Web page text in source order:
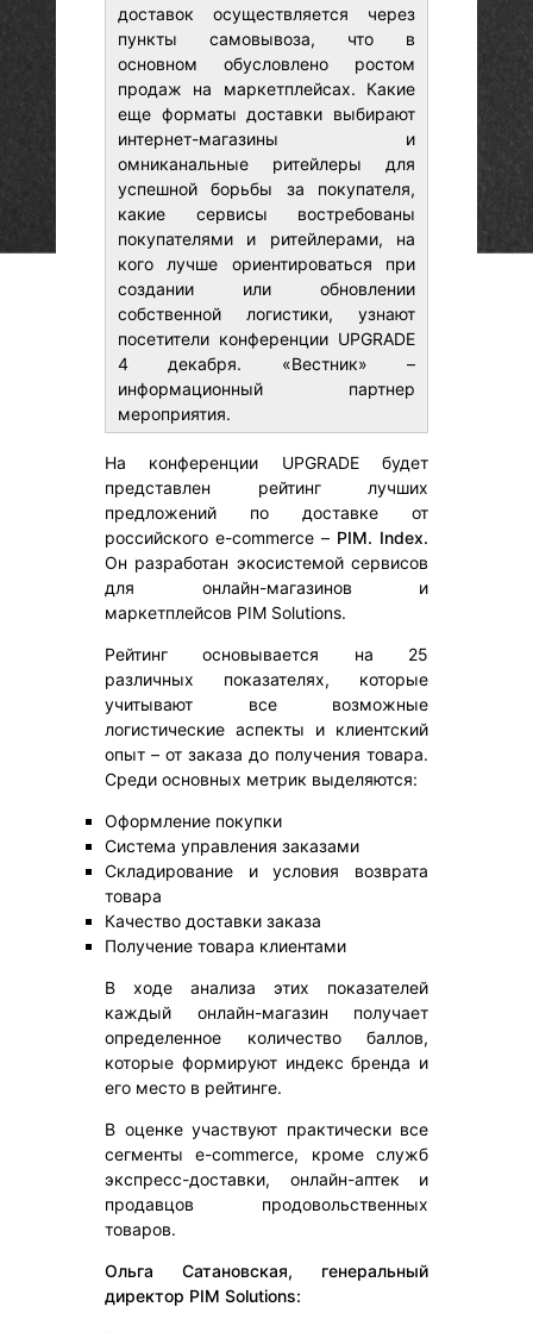
доставок осуществляется через
пункты самовывоза, что в
основном обусловлено ростом
продаж на маркетплейсах. Какие
еще форматы доставки выбирают
интернет-магазины и
омниканальные ритейлеры для
успешной борьбы за покупателя,
какие сервисы востребованы
покупателями и ритейлерами, на
кого лучше ориентироваться при
создании или обновлении
собственной логистики, узнают
посетители конференции UPGRADE
4 декабря. «Вестник» –
информационный партнер
мероприятия.
На конференции UPGRADE будет
представлен рейтинг лучших
предложений по доставке от
российского e-commerce – PIM. Index.
Он разработан экосистемой сервисов
для онлайн-магазинов и
маркетплейсов PIM Solutions.
Рейтинг основывается на 25
различных показателях, которые
учитывают все возможные
логистические аспекты и клиентский
опыт – от заказа до получения товара.
Среди основных метрик выделяются:
Оформление покупки
Система управления заказами
Складирование и условия возврата
товара
Качество доставки заказа
Получение товара клиентами
В ходе анализа этих показателей
каждый онлайн-магазин получает
определенное количество баллов,
которые формируют индекс бренда и
его место в рейтинге.
В оценке участвуют практически все
сегменты e-commerce, кроме служб
экспресс-доставки, онлайн-аптек и
продавцов продовольственных
товаров.
Ольга Сатановская, генеральный
директор PIM Solutions: